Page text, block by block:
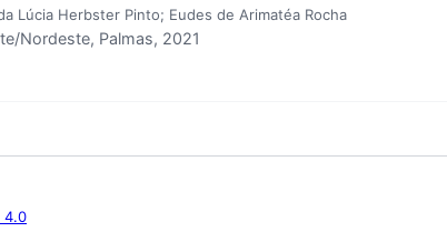
Lúcia Herbster Pinto; Eudes de Arimatéa Rocha
Nordeste, Palmas, 2021
4.0